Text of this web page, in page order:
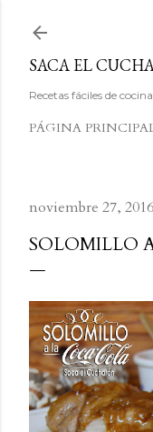
SACA EL
Recetas fáciles de cocina
PÁGINA
noviembre 27, 2016
SOLOMILLO